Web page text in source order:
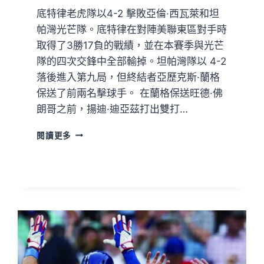
底特律老虎隊以4-2 擊敗亞倫·西瓦萊和坦
帕灣光芒隊。底特律在對陣美聯東區對手時
取得了3勝17負的戰績，並在本賽季與光芒
隊的四次交鋒中全部輸掉。坦帕灣隊以 4-2
落後進入第九局，但終結者亞歷克斯·蘭格
保送了前兩名擊球手。 在蘭格保送旺德·佛
朗哥之前，揚迪·迪亞茲打出雙打…
閱讀更多